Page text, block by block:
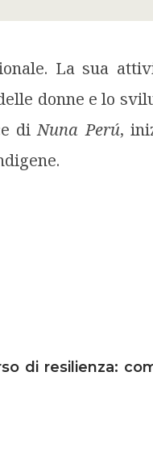
donne e lo
diNuna Perú,
di resilienza: